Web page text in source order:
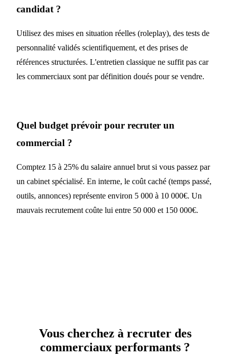
candidat ?
Utilisez des mises en situation réelles (roleplay), des tests de
personnalité validés scientifiquement, et des prises de
références structurées. L'entretien classique ne suffit pas car
les commerciaux sont par définition doués pour se vendre.
Quel budget prévoir pour recruter un
commercial ?
Comptez 15 à 25% du salaire annuel brut si vous passez par
un cabinet spécialisé. En interne, le coût caché (temps passé,
outils, annonces) représente environ 5 000 à 10 000€. Un
mauvais recrutement coûte lui entre 50 000 et 150 000€.
Vous cherchez à recruter des
commerciaux performants ?